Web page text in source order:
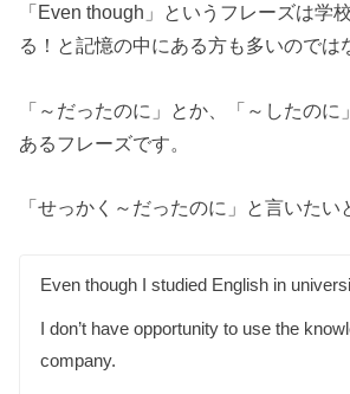
「Even though」というフレーズは学
る！と記憶の中にある方も多いのでは
「～だったのに」とか、「～したの
あるフレーズです。
「せっかく～だったのに」と言いたい
Even though I studied English in
I don’t have opportunity to use the
company.